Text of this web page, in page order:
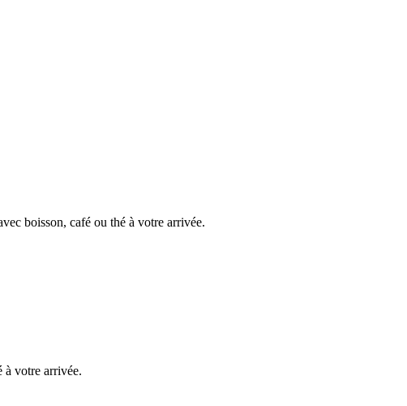
boisson, café ou thé à votre arrivée.
à votre arrivée.